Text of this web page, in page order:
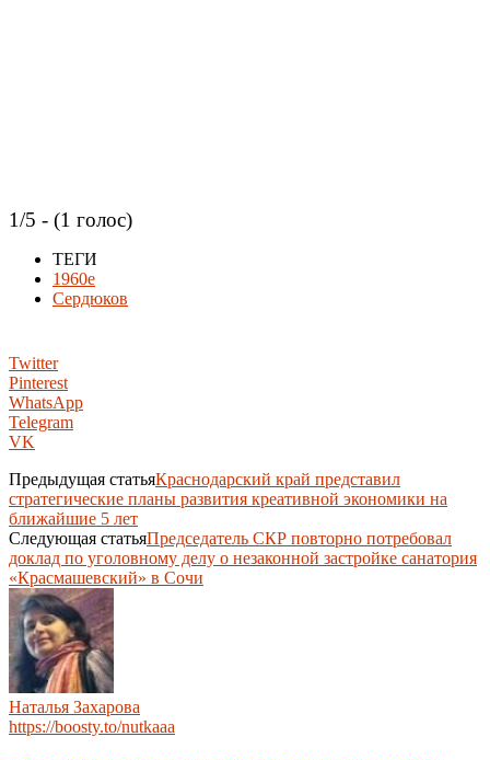
1/5 - (1 голос)
ТЕГИ
1960е
Сердюков
Twitter
Pinterest
WhatsApp
Telegram
VK
Предыдущая статьяКраснодарский край представил
стратегические планы развития креативной экономики на
ближайшие 5 лет
Следующая статьяПредседатель СКР повторно потребовал
доклад по уголовному делу о незаконной застройке санатория
«Красмашевский» в Сочи
Наталья Захарова
https://boosty.to/nutkaaa